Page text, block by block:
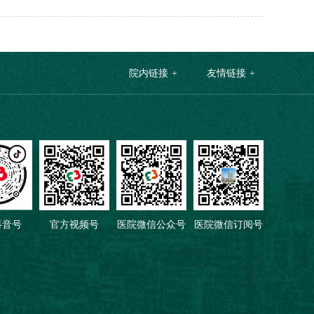
院内链接 友情链接
医院微信订阅号
医院微信公众号
官方视频号
音号